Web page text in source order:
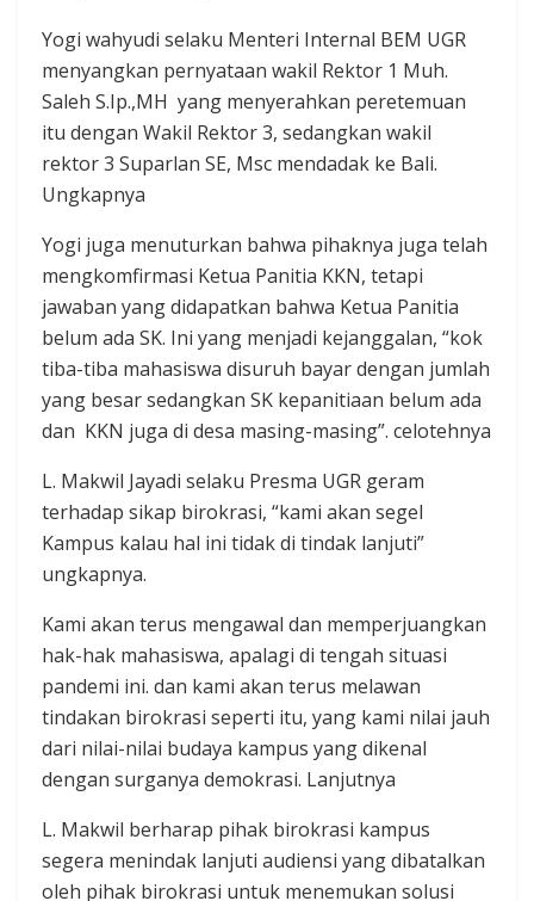
Yogi wahyudi selaku Menteri Internal BEM UGR
menyangkan pernyataan wakil Rektor 1 Muh.
Saleh S.Ip.,MH yang menyerahkan peretemuan
itu dengan Wakil Rektor 3, sedangkan wakil
rektor 3 Suparlan SE, Msc mendadak ke Bali.
Ungkapnya
Yogi juga menuturkan bahwa pihaknya juga telah
mengkomfirmasi Ketua Panitia KKN, tetapi
jawaban yang didapatkan bahwa Ketua Panitia
belum ada SK. Ini yang menjadi kejanggalan, “kok
tiba-tiba mahasiswa disuruh bayar dengan jumlah
yang besar sedangkan SK kepanitiaan belum ada
dan KKN juga di desa masing-masing”. celotehnya
L. Makwil Jayadi selaku Presma UGR geram
terhadap sikap birokrasi, “kami akan segel
Kampus kalau hal ini tidak di tindak lanjuti”
ungkapnya.
Kami akan terus mengawal dan memperjuangkan
hak-hak mahasiswa, apalagi di tengah situasi
pandemi ini. dan kami akan terus melawan
tindakan birokrasi seperti itu, yang kami nilai jauh
dari nilai-nilai budaya kampus yang dikenal
dengan surganya demokrasi. Lanjutnya
L. Makwil berharap pihak birokrasi kampus
segera menindak lanjuti audiensi yang dibatalkan
oleh pihak birokrasi untuk menemukan solusi